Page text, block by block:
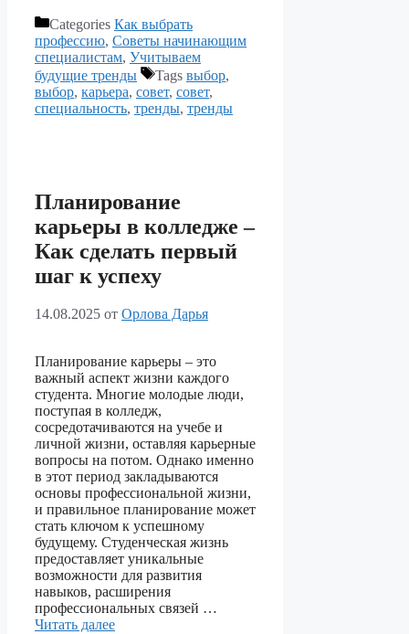
Categories Как выбрать
профессию, Советы начинающим
специалистам, Учитываем
будущие тренды
Tags выбор,
выбор, карьера, совет, совет,
специальность, тренды, тренды
Планирование
карьеры в колледже –
Как сделать первый
шаг к успеху
14.08.2025 от Орлова Дарья
Планирование карьеры – это
важный аспект жизни каждого
студента. Многие молодые люди,
поступая в колледж,
сосредотачиваются на учебе и
личной жизни, оставляя карьерные
вопросы на потом. Однако именно
в этот период закладываются
основы профессиональной жизни,
и правильное планирование может
стать ключом к успешному
будущему. Студенческая жизнь
предоставляет уникальные
возможности для развития
навыков, расширения
профессиональных связей …
Читать далее